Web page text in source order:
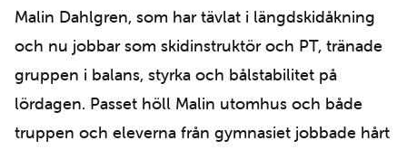
Malin Dahlgren, som har tävlat i längdskidåkning
och nu jobbar som skidinstruktör och PT, tränade
gruppen i balans, styrka och bålstabilitet på
lördagen. Passet höll Malin utomhus och både
truppen och eleverna från gymnasiet jobbade hårt